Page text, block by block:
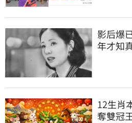
影后爆
年才知
12生肖
奪雙冠